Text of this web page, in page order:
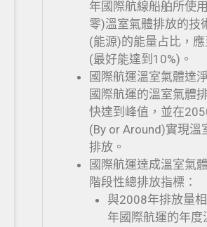
年國際航線船舶所使
零)溫室氣體排放的技
(能源)的能量占比，
(最好能達到10%)。
國際航運溫室氣體達
國際航運的溫室氣體
快達到峰值，並在
(By or Around)實現溫
排放。
國際航運達成溫室氣
階段性總排放指標：
與2008年排放量
年國際航運的年度